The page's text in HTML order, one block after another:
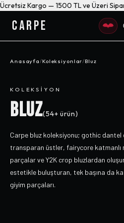
Ücretsiz Kargo — 1500 TL ve Üzeri
CARPE
Anasayfa/Koleksiyonlar/Bluz
KOLEKSIYON
BLUZ(54+ ürün)
Carpe bluz koleksiyonu; gothic dantel
transparan üstler, fairycore katmanlı
parçalar ve Y2K crop bluzlardan
estetikle buluşturan, tek başına da
giyim parçaları.